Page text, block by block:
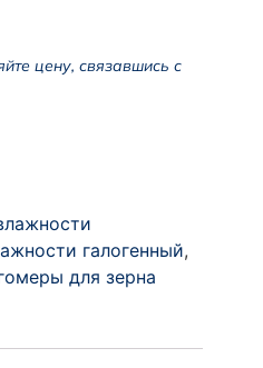
цену, связавшись с
галогенный,
для зерна